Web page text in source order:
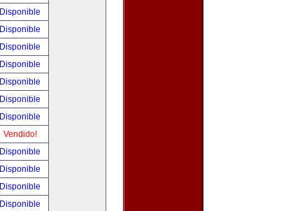
Disponible
Disponible
Disponible
Disponible
Disponible
Disponible
Disponible
Vendido!
Disponible
Disponible
Disponible
Disponible